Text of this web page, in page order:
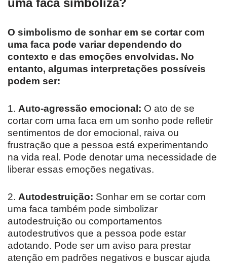
uma faca simboliza?
O simbolismo de sonhar em se cortar com
uma faca pode variar dependendo do
contexto e das emoções envolvidas. No
entanto, algumas interpretações possíveis
podem ser:
1. Auto-agressão emocional: O ato de se
cortar com uma faca em um sonho pode refletir
sentimentos de dor emocional, raiva ou
frustração que a pessoa está experimentando
na vida real. Pode denotar uma necessidade de
liberar essas emoções negativas.
2. Autodestruição: Sonhar em se cortar com
uma faca também pode simbolizar
autodestruição ou comportamentos
autodestrutivos que a pessoa pode estar
adotando. Pode ser um aviso para prestar
atenção em padrões negativos e buscar ajuda